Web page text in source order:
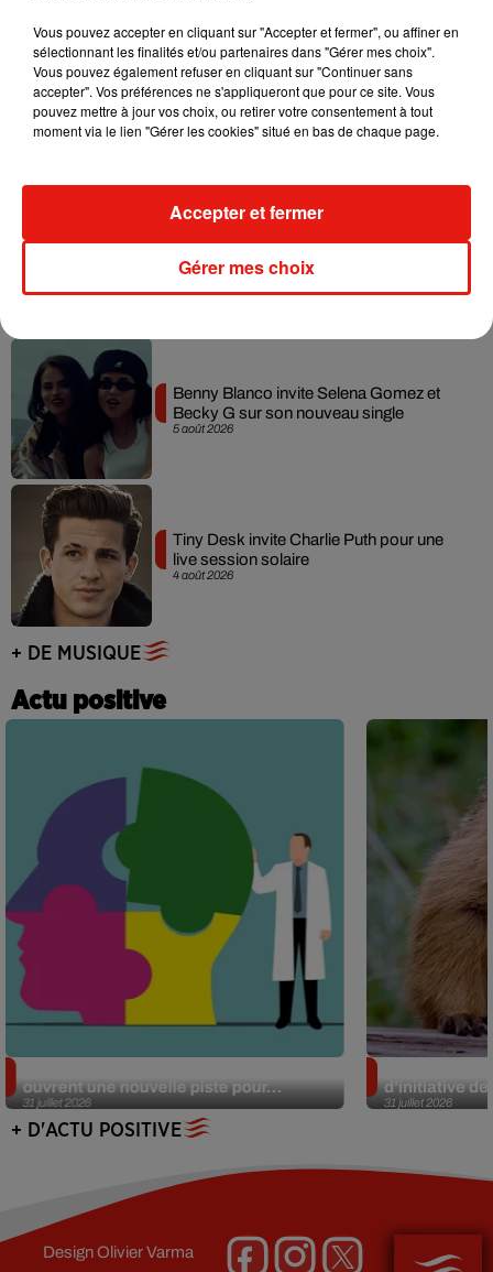
7 août 2026
Tayc et Didi B dévoilent le single le plus
dansant de l’année
Angèle et Amélie Lens dévoilent leur
collaboration tant attendue
5 août 2026
Benny Blanco invite Selena Gomez et
Becky G sur son nouveau single
4 août 2026
Tiny Desk invite Charlie Puth pour une
live session solaire
+ DE MUSIQUE
Actu positive
31 juillet 2026
ouvrent une nouvelle piste pour...
31 juillet 2026
d’initiative
+ D'ACTU POSITIVE
DesignOlivier Varma
Vous pouvez accepter en cliquant sur "Accepter et fermer", ou affiner en
sélectionnant les finalités et/ou partenaires dans "Gérer mes choix".
Vous pouvez également refuser en cliquant sur "Continuer sans
accepter". Vos préférences ne s'appliqueront que pour ce site. Vous
pouvez mettre à jour vos choix, ou retirer votre consentement à tout
moment via le lien "Gérer les cookies" situé en bas de chaque page.
Gérer mes choix
Accepter et fermer